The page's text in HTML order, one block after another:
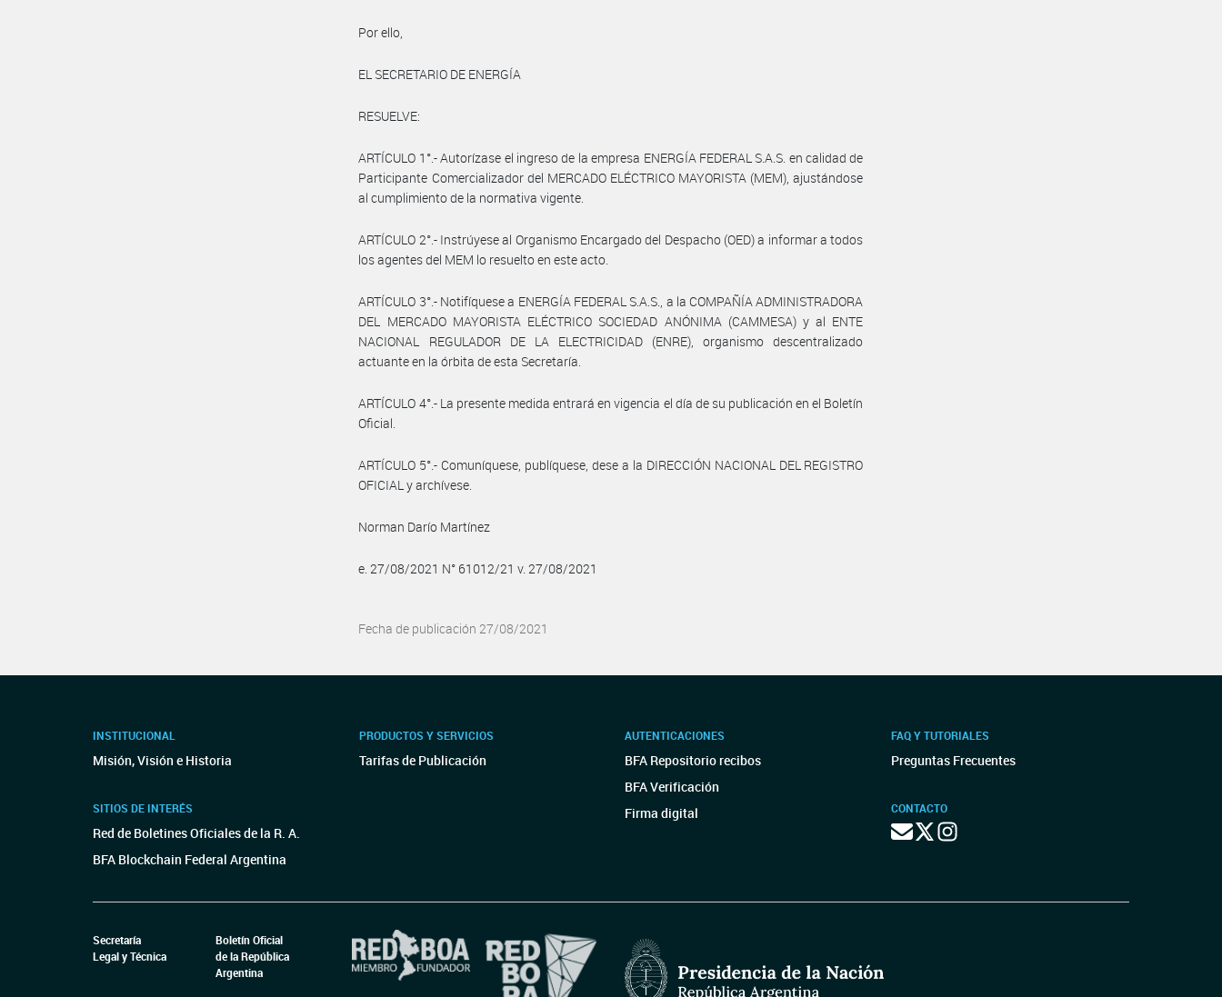
Por ello,
EL SECRETARIO DE ENERGÍA
RESUELVE:
ARTÍCULO 1°.- Autorízase el ingreso de la empresa ENERGÍA FEDERAL S.A.S. en calidad de
Participante Comercializador del MERCADO ELÉCTRICO MAYORISTA (MEM), ajustándose
al cumplimiento de la normativa vigente.
ARTÍCULO 2°.- Instrúyese al Organismo Encargado del Despacho (OED) a informar a todos
los agentes del MEM lo resuelto en este acto.
ARTÍCULO 3°.- Notifíquese a ENERGÍA FEDERAL S.A.S., a la COMPAÑÍA ADMINISTRADORA
DEL MERCADO MAYORISTA ELÉCTRICO SOCIEDAD ANÓNIMA (CAMMESA) y al ENTE
NACIONAL REGULADOR DE LA ELECTRICIDAD (ENRE), organismo descentralizado
actuante en la órbita de esta Secretaría.
ARTÍCULO 4°.- La presente medida entrará en vigencia el día de su publicación en el Boletín
Oficial.
ARTÍCULO 5°.- Comuníquese, publíquese, dese a la DIRECCIÓN NACIONAL DEL REGISTRO
OFICIAL y archívese.
Norman Darío Martínez
e. 27/08/2021 N° 61012/21 v. 27/08/2021
Fecha de publicación 27/08/2021
INSTITUCIONAL
Misión, Visión e Historia
SITIOS DE INTERÉS
Red de Boletines Oficiales de la R. A.
BFA Blockchain Federal Argentina
PRODUCTOS Y SERVICIOS
Tarifas de Publicación
AUTENTICACIONES
BFA Repositorio recibos
BFA Verificación
Firma digital
FAQ Y TUTORIALES
Preguntas Frecuentes
CONTACTO
Secretaría
Legal y Técnica
Boletín Oficial
de la República
Argentina